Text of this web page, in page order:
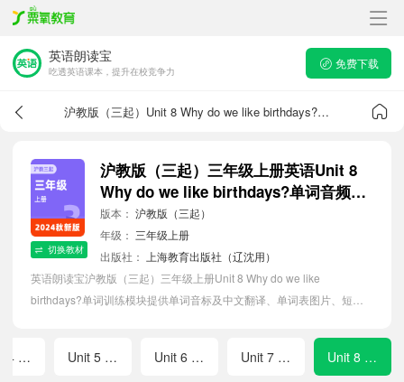
英语朗读宝
吃透英语课本，提升在校竞争力
免费下载
沪教版（三起）Unit 8 Why do we like birthdays?单词音频
切换教材
沪教版（三起）三年级上册英语Unit 8
Why do we like birthdays?单词音频跟
读
版本： 沪教版（三起）
年级： 三年级上册
出版社：
上海教育出版社（辽沈用）
英语朗读宝沪教版（三起）三年级上册Unit 8 Why do we like
birthdays?单词训练模块提供单词音标及中文翻译、单词表图片、短语
Unit 4 How do we have fun? Unit 5 What do we eat? Unit 6 What do we like about small animals? Unit 7 What do we know about weather? Unit 8 Why do we like birthdays?